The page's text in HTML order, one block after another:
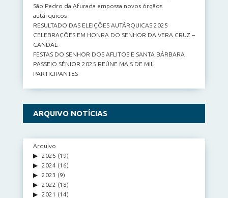
São Pedro da Afurada empossa novos órgãos
autárquicos
RESULTADO DAS ELEIÇÕES AUTÁRQUICAS 2025
CELEBRAÇÕES EM HONRA DO SENHOR DA VERA CRUZ –
CANDAL
FESTAS DO SENHOR DOS AFLITOS E SANTA BÁRBARA
PASSEIO SÉNIOR 2025 REÚNE MAIS DE MIL
PARTICIPANTES
ARQUIVO NOTÍCIAS
Arquivo
2025 (19)
2024 (16)
2023 (9)
2022 (18)
2021 (14)